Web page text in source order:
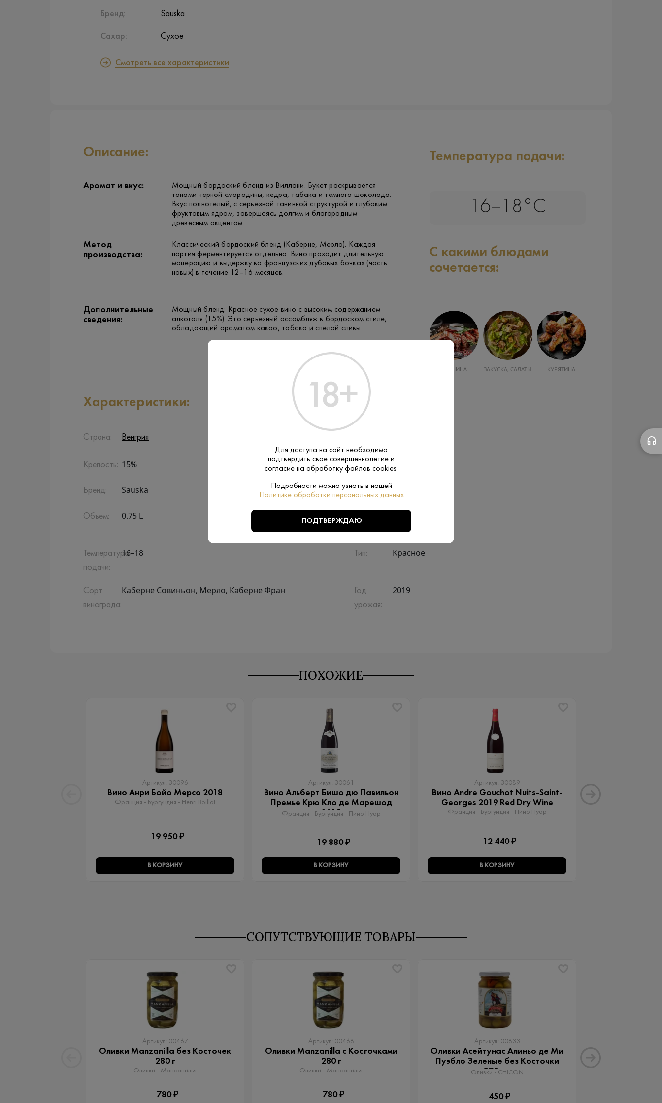
Бренд:
Сахар:
Sauska
Сухое
Смотреть все характеристики
Описание:
Аромат и вкус:
Мощный бордоский бленд из Виллани. Букет раскрывается
тонами черной смородины, кедра, табака и темного шоколада.
Вкус полнотелый, с серьезной танинной структурой и глубоким
фруктовым ядром, завершаясь долгим и благородным
древесным акцентом.
Метод
производства:
Классический бордоский бленд (Каберне, Мерло). Каждая
партия ферментируется отдельно. Вино проходит длительную
мацерацию и выдержку во французских дубовых бочках (часть
новых) в течение 12–16 месяцев.
Дополнительные
сведения:
Мощный бленд: Красное сухое вино с высоким содержанием
алкоголя (15%). Это серьезный ассамбляж в бордоском стиле,
обладающий ароматом какао, табака и спелой сливы.
Температура подачи:
16–18°C
С какими блюдами
сочетается:
СВИНИНА ЗАКУСКА, САЛАТЫ КУРЯТИНА
Характеристики:
Страна: Венгрия
Крепость: 15% Сахар: Сухое
Бренд: Sauska Регион:
Объем: 0.75 L
Подарочная
Температура
подачи:
16–18 Тип: Красное
Сорт
винограда:
Каберне Совиньон, Мерло, Каберне Фран
Год
урожая:
2019
ПОХОЖИЕ
Артикул: 30096
Вино Анри Бойо Мерсо 2018
Франция - Бургундия - Henri Boillot
19 950 ₽
В КОРЗИНУ
Артикул: 30061
Вино Альберт Бишо дю Павильон
Премье Крю Кло де Марешод
2015
Франция - Бургундия - Пино Нуар
19 880 ₽
В КОРЗИНУ
Артикул: 30089
Вино Andre Gouchot Nuits-Saint-
Georges 2019 Red Dry Wine
Франция - Бургундия - Пино Нуар
12 440 ₽
В КОРЗИНУ
СОПУТСТВУЮЩИЕ ТОВАРЫ
Артикул: 00467
Оливки Manzanilla без Косточек
280 г
Оливки - Мансанилья
780 ₽
Артикул: 00468
Оливки Manzanilla с Косточками
280 г
Оливки - Мансанилья
780 ₽
Артикул: 00833
Оливки Асейтунас Алиньо де Ми
Пуэбло Зеленые без Косточки
370 мл
Оливки - CHICON
450 ₽
Для доступа на сайт необходимо
подтвердить свое совершеннолетие и
согласие на обработку файлов cookies.
Подробности можно узнать в нашей
Политике обработки персональных данных
ПОДТВЕРЖДАЮ